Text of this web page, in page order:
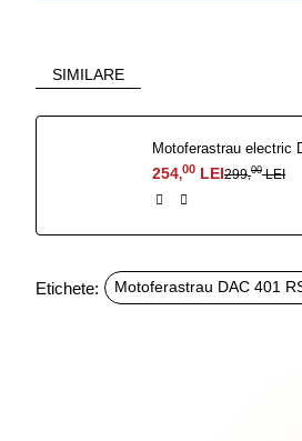
SIMILARE
254,00 LEI299,00LEI
Etichete: Motoferastrau DAC 401